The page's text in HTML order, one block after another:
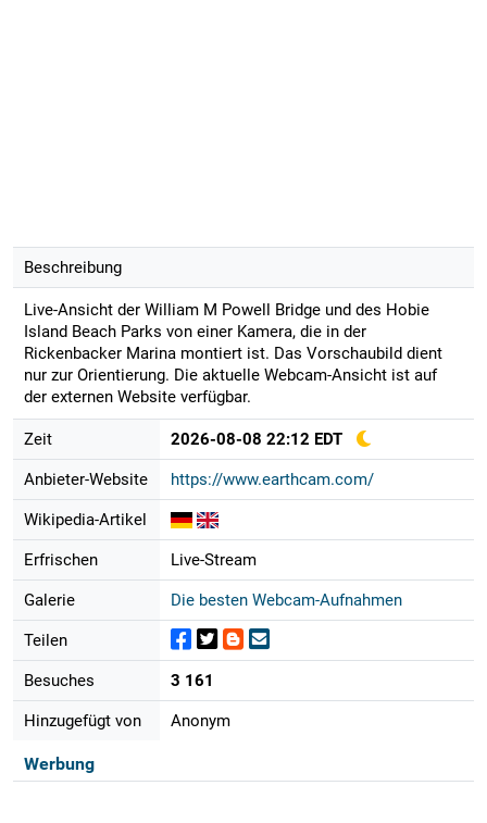
Beschreibung
Live-Ansicht der William M Powell Bridge und des Hobie
Island Beach Parks von einer Kamera, die in der
Rickenbacker Marina montiert ist. Das Vorschaubild dient
nur zur Orientierung. Die aktuelle Webcam-Ansicht ist auf
der externen Website verfügbar.
Zeit 2026-08-08 22:12 EDT
Anbieter-Website https://www.earthcam.com/
Wikipedia-Artikel
Erfrischen Live-Stream
Galerie Die besten Webcam-Aufnahmen
Teilen
Besuches 3 161
Hinzugefügt von Anonym
Werbung